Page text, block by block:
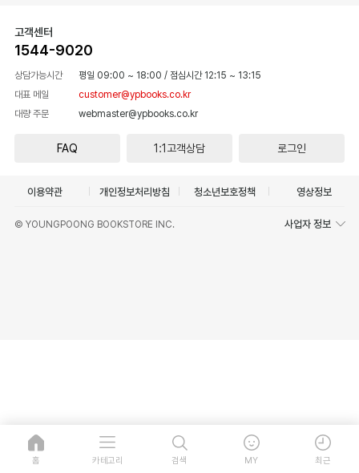
고객센터
1544-9020
상담가능시간 평일 09:00 ~ 18:00 / 점심시간 12:15 ~ 13:15
대표 메일
customer@ypbooks.co.kr
대량 주문
webmaster@ypbooks.co.kr
FAQ 1:1고객상담 로그인
이용약관 개인정보처리방침 청소년보호정책 영상정보
© YOUNGPOONG BOOKSTORE INC. 사업자 정보
홈 카테고리 검색 MY 최근